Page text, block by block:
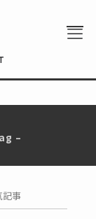
–
記事